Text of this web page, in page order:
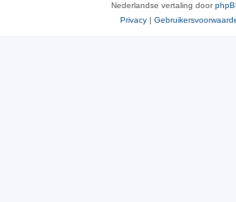
Nederlandse vertaling door
Privacy |